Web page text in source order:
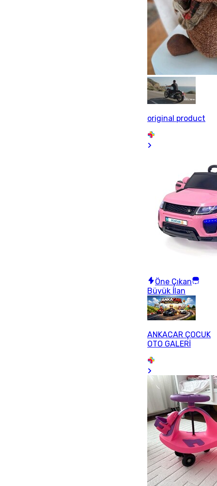
original product
Öne Çıkan
Büyük İlan
ANKACAR ÇOCUK
OTO GALERİ